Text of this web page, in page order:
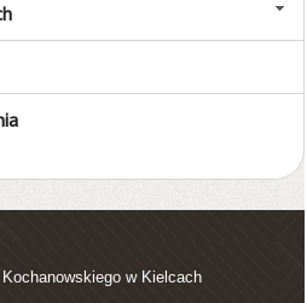
w Kielcach